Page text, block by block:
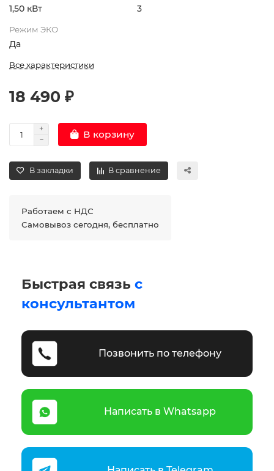
1,50 кВт 3
Режим ЭКО
Да
Все характеристики
18 490 ₽
В корзину
В закладки В сравнение
Работаем с НДС
Самовывоз сегодня, бесплатно
Быстрая связь с
консультантом
Позвонить по телефону
Написать в Whatsapp